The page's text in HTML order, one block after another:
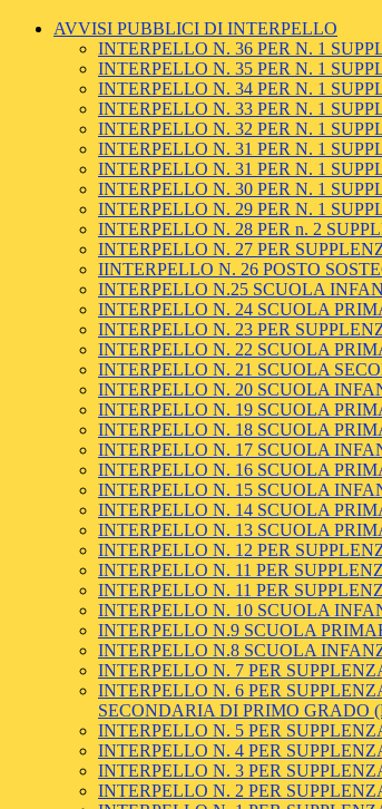
AVVISI PUBBLICI DI INTERPELLO
INTERPELLO N. 36 PER N. 1
INTERPELLO N. 35 PER N. 1
INTERPELLO N. 34 PER N. 1
INTERPELLO N. 33 PER N. 1
INTERPELLO N. 32 PER N. 1
INTERPELLO N. 31 PER N. 1
INTERPELLO N. 31 PER N. 1
INTERPELLO N. 30 PER N. 1
INTERPELLO N. 29 PER N. 1
INTERPELLO N. 28 PER n. 2
INTERPELLO N. 27 PER
IINTERPELLO N. 26 POSTO
INTERPELLO N.25 SCUOLA
INTERPELLO N. 24 SCUOLA
INTERPELLO N. 23 PER
INTERPELLO N. 22 SCUOLA
INTERPELLO N. 21 SCUOLA
INTERPELLO N. 20 SCUOLA
INTERPELLO N. 19 SCUOLA
INTERPELLO N. 18 SCUOLA
INTERPELLO N. 17 SCUOLA
INTERPELLO N. 16 SCUOLA
INTERPELLO N. 15 SCUOLA
INTERPELLO N. 14 SCUOLA
INTERPELLO N. 13 SCUOLA
INTERPELLO N. 12 PER
INTERPELLO N. 11 PER
INTERPELLO N. 11 PER
INTERPELLO N. 10 SCUOLA
INTERPELLO N.9 SCUOLA
INTERPELLO N.8 SCUOLA
INTERPELLO N. 7 PER
INTERPELLO N. 6 PER
SECONDARIA DI PRIMO GRADO
INTERPELLO N. 5 PER
INTERPELLO N. 4 PER
INTERPELLO N. 3 PER
INTERPELLO N. 2 PER